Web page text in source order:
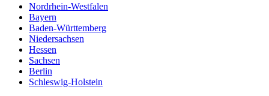
Nordrhein-Westfalen
Bayern
Baden-Württemberg
Niedersachsen
Hessen
Sachsen
Berlin
Schleswig-Holstein